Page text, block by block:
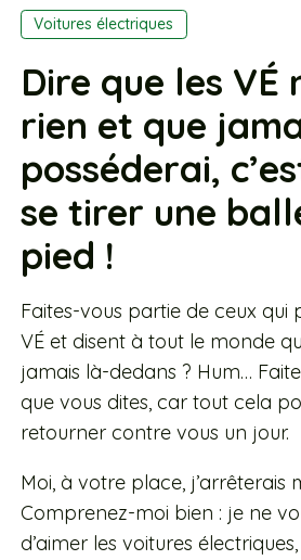
Voitures électriques
Dire que les VÉ
rien et que
posséderai,
se tirer une
pied !
Faites-vous partie de ceux qui
VÉ et disent à tout le monde
jamais là-dedans ? Hum…
que vous dites, car tout cela
retourner contre vous un jour.
Moi, à votre place, j’arrêterais
Comprenez-moi bien : je ne
d’aimer les voitures